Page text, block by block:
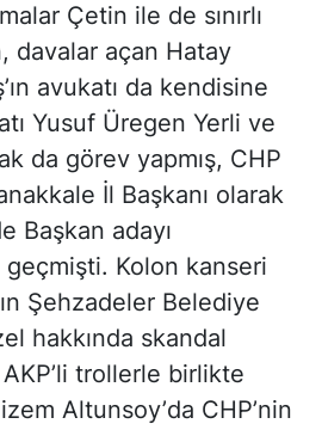
Çetin ile de sınırlı
davalar açan Hatay
avukatı da kendisine
Yusuf Üregen Yerli ve
da görev yapmış, CHP
İl Başkanı olarak
Başkan adayı
Kolon kanseri
Şehzadeler Belediye
hakkında skandal
AKP’li trollerle birlikte
Altunsoy’da CHP’nin